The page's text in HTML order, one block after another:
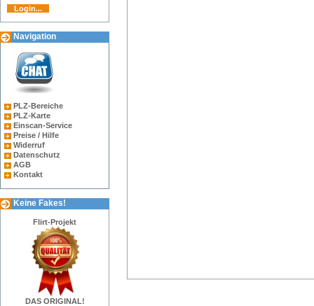
Navigation
PLZ-Bereiche
PLZ-Karte
Einscan-Service
Preise / Hilfe
Widerruf
Datenschutz
AGB
Kontakt
Keine Fakes!
Flirt-Projekt
DAS ORIGINAL!